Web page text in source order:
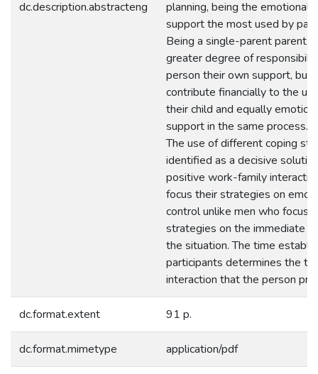
dc.description.abstracteng
planning, being the emotional
support the most used by
Being a single-parent parent
greater degree of
person their own support, but
contribute financially to the
their child and equally
support in the same process.
The use of different coping
identified as a decisive
positive work-family
focus their strategies on
control unlike men who focus
strategies on the immediate
the situation. The time
participants determines the
interaction that the person
dc.format.extent 91 p.
dc.format.mimetype application/pdf